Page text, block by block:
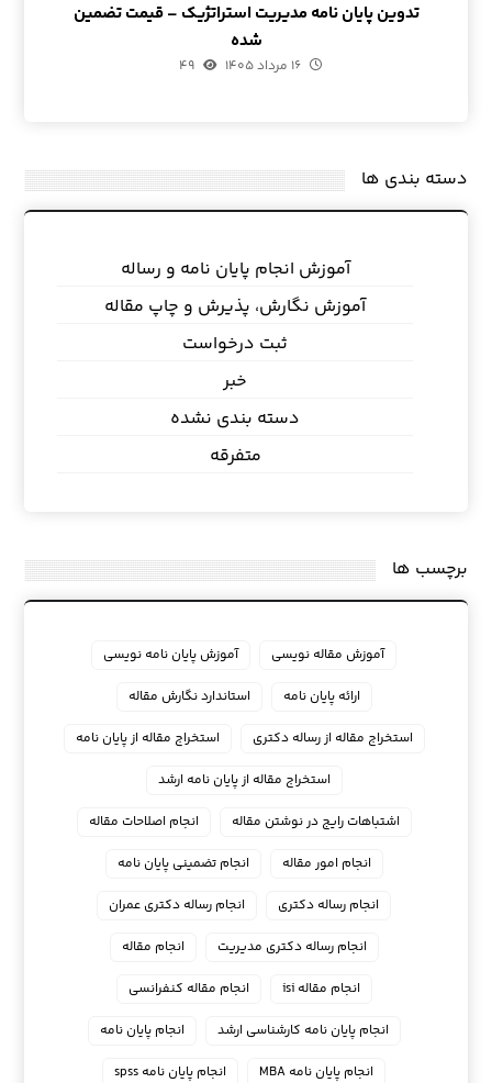
تدوین پایان نامه مدیریت استراتژیک – قیمت تضمین
شده
۱۶ مرداد ۱۴۰۵ ۴۹
دسته بندی ها
آموزش انجام پایان نامه و رساله
آموزش نگارش، پذیرش و چاپ مقاله
ثبت درخواست
خبر
دسته بندی نشده
متفرقه
برچسب ها
آموزش مقاله نویسی
آموزش پایان نامه نویسی
ارائه پایان نامه
استاندارد نگارش مقاله
استخراج مقاله از رساله دکتری
استخراج مقاله از پایان نامه
استخراج مقاله از پایان نامه ارشد
اشتباهات رایج در نوشتن مقاله
انجام اصلاحات مقاله
انجام امور مقاله
انجام تضمینی پایان نامه
انجام رساله دکتری
انجام رساله دکتری عمران
انجام رساله دکتری مدیریت
انجام مقاله
انجام مقاله isi
انجام مقاله کنفرانسی
انجام پايان نامه كارشناسي ارشد
انجام پایان نامه
انجام پایان نامه MBA
انجام پایان نامه spss